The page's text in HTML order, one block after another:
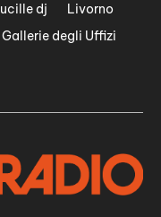
dj
Livorno
Gallerie degli Uffizi